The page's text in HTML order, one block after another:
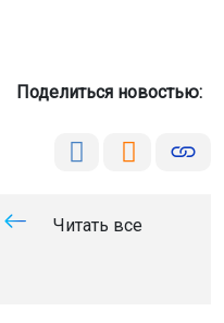
Поделиться новостью:
Читать все